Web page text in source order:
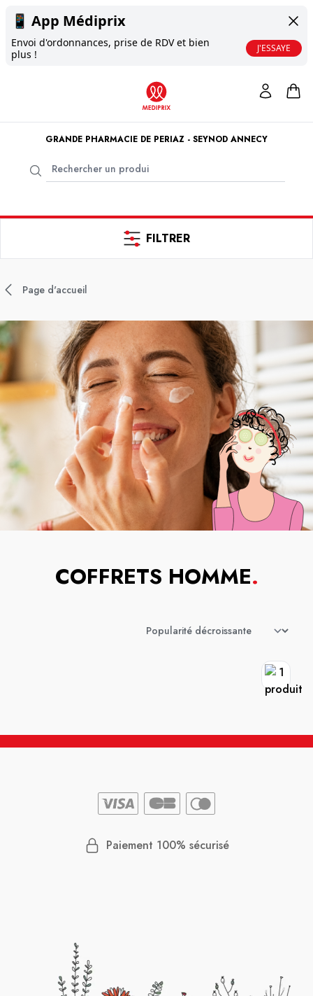
📱 App Médiprix
Envoi d'ordonnances, prise de RDV et bien
plus !
J'ESSAYE
GRANDE PHARMACIE DE PERIAZ - SEYNOD ANNECY
FILTRER
Page d'accueil
COFFRETS HOMME.
Paiement 100% sécurisé